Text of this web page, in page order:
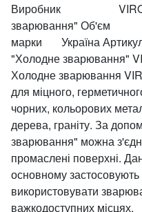
Виробник
зварювання" Об'єм
марки Україна
"Холодне зварювання"
Холодне зварювання
для міцного,
чорних, кольорових
дерева, граніту. За
зварювання" можна
промаслені поверхні.
основному
використовувати
важкодоступних місцях.